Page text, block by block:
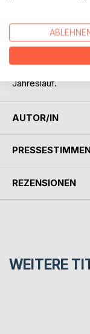
Ein Wegweiser
Daten zur
Jahreslauf.
AUTOR/IN
REZENSIONEN
WEITERE